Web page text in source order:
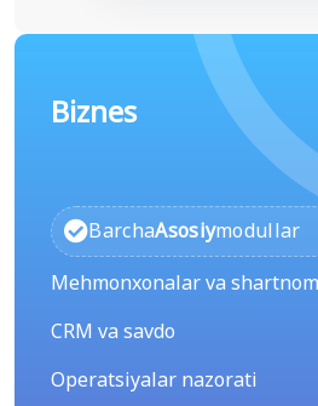
Biznes
BarchaAsosiymodullar
Mehmonxonalar va
CRM va savdo
Operatsiyalar nazorati